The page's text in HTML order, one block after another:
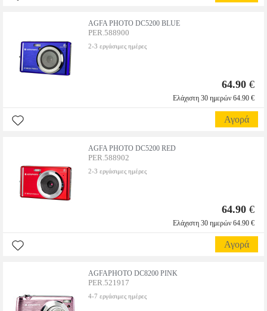
AGFA PHOTO DC5200 BLUE
PER.588900
2-3 εργάσιμες ημέρες
64.90 €
Ελάχιστη 30 ημερών 64.90 €
Αγορά
AGFA PHOTO DC5200 RED
PER.588902
2-3 εργάσιμες ημέρες
64.90 €
Ελάχιστη 30 ημερών 64.90 €
Αγορά
AGFAPHOTO DC8200 PINK
PER.521917
4-7 εργάσιμες ημέρες